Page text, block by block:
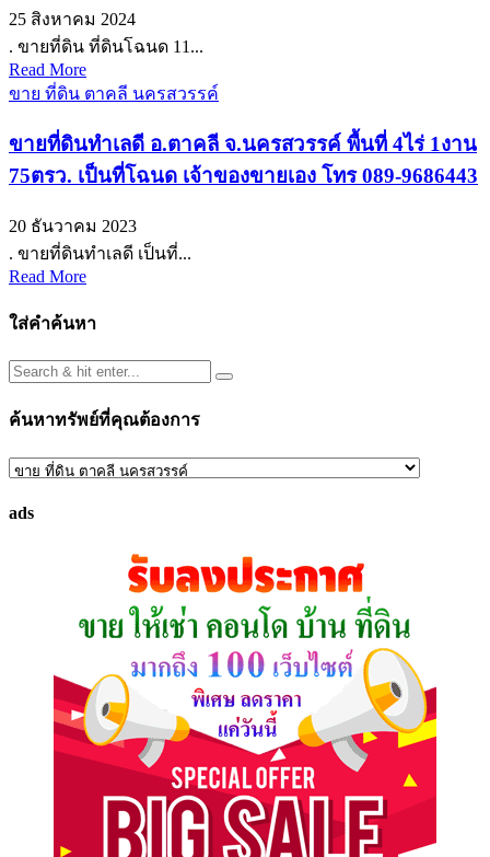
25 สิงหาคม 2024
. ขายที่ดิน ที่ดินโฉนด 11...
Read More
ขาย ที่ดิน ตาคลี นครสวรรค์
ขายที่ดินทำเลดี อ.ตาคลี จ.นครสวรรค์ พื้นที่ 4ไร่ 1งาน
75ตรว. เป็นที่โฉนด เจ้าของขายเอง โทร 089-9686443
20 ธันวาคม 2023
. ขายที่ดินทำเลดี เป็นที่...
Read More
ใส่คำค้นหา
ค้นหาทรัพย์ที่คุณต้องการ
ค้นหา
ที่
ads